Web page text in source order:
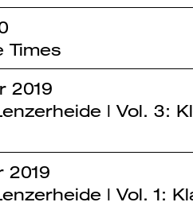
Times
2019
| Vol. 3:
2019
| Vol. 1: